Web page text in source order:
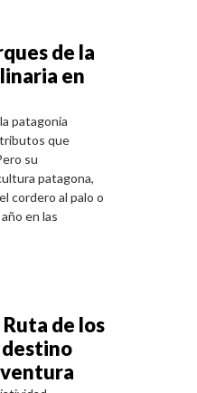
de la
en
patagonia
que
su
patagona,
cordero al palo o
en las
Ruta de los
destino